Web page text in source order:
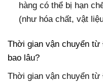
hàng có thể bị hạn
(như hóa chất, vật
Thời gian vận chuyển
bao lâu?
Thời gian vận chuyển